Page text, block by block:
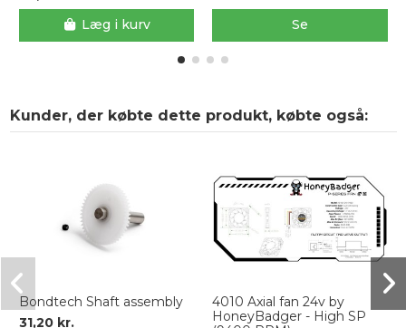
Læg i kurv
Se
Kunder, der købte dette produkt, købte også:
Bondtech Shaft assembly
31,20 kr.
4010 Axial fan 24v by
HoneyBadger - High SP